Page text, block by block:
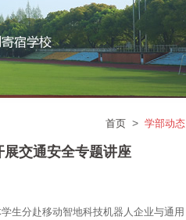
首页 > 学部动态
交通安全专题讲座
生分赴移动智地科技机器人企业与通用